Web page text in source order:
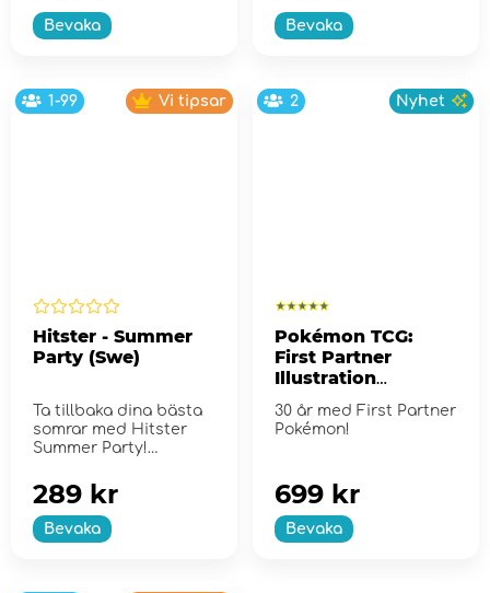
Bevaka Bevaka
1-99 Vi tipsar
Hitster - Summer
Party (Swe)
Ta tillbaka dina bästa
somrar med Hitster
Summer Party!
Bevaka
289 kr
2 Nyhet
Pokémon TCG:
First Partner
Illustration
Collection - Series
2
30 år med First Partner
Pokémon!
Bevaka
699 kr